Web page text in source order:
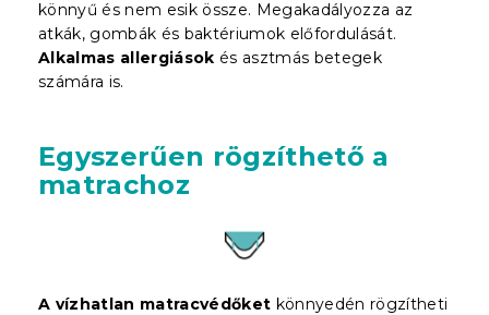
könnyű és nem esik össze. Megakadályozza az
atkák, gombák és baktériumok előfordulását.
Alkalmas allergiások és asztmás betegek
számára is.
Egyszerűen rögzíthető a
matrachoz
A vízhatlan matracvédőket könnyedén rögzítheti